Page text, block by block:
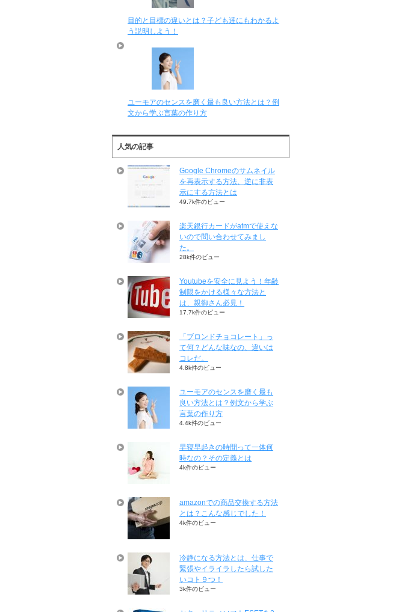
目的と目標の違いとは？子ども達にもわかるよ
う説明しよう！
ユーモアのセンスを磨く最も良い方法とは？例
文から学ぶ言葉の作り方
人気の記事
Google Chromeのサムネイル
を再表示する方法、逆に非表
示にする方法とは
49.7k件のビュー
楽天銀行カードがatmで使えな
いので問い合わせてみまし
た。
28k件のビュー
Youtubeを安全に見よう！年齢
制限をかける様々な方法と
は、親御さん必見！
17.7k件のビュー
「ブロンドチョコレート」っ
て何？どんな味なの、違いは
コレだ。
4.8k件のビュー
ユーモアのセンスを磨く最も
良い方法とは？例文から学ぶ
言葉の作り方
4.4k件のビュー
早寝早起きの時間って一体何
時なの？その定義とは
4k件のビュー
amazonでの商品交換する方法
とは？こんな感じでした！
4k件のビュー
冷静になる方法とは、仕事で
緊張やイライラしたら試した
いコト９つ！
3k件のビュー